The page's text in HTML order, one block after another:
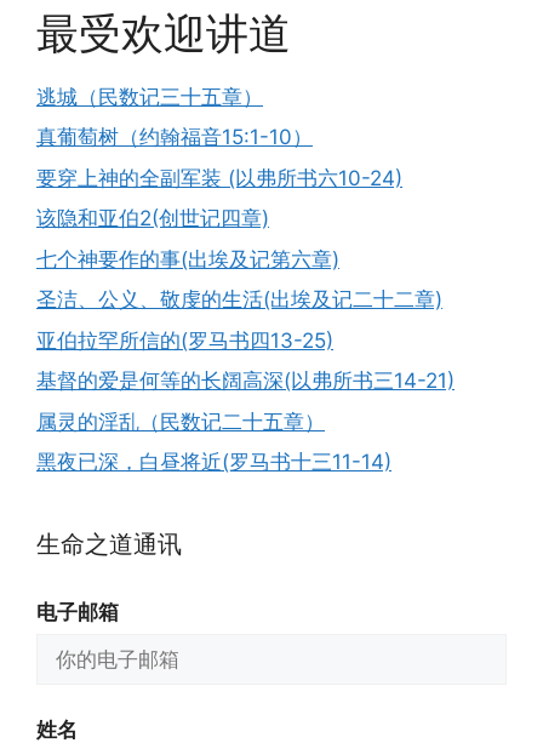
最受欢迎讲道
逃城（民数记三十五章）
真葡萄树（约翰福音15:1-10）
要穿上神的全副军装 (以弗所书六10-24)
该隐和亚伯2(创世记四章)
七个神要作的事(出埃及记第六章)
圣洁、公义、敬虔的生活(出埃及记二十二章)
亚伯拉罕所信的(罗马书四13-25)
基督的爱是何等的长阔高深(以弗所书三14-21)
属灵的淫乱（民数记二十五章）
黑夜已深，白昼将近(罗马书十三11-14)
生命之道通讯
电子邮箱
姓名